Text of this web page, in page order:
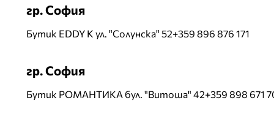
гр. София
Бутик EDDY K ул. "Солунска" 52+359 896 876 171
гр. София
Бутик РОМАНТИКА бул. "Витоша" 42+359 898 671